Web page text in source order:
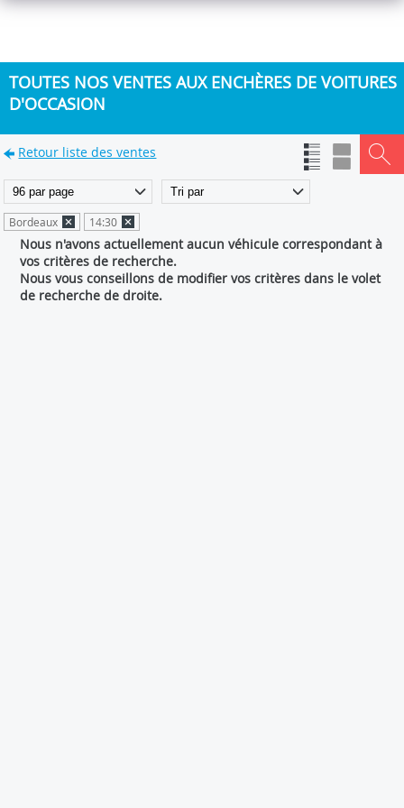
TOUTES NOS VENTES AUX ENCHÈRES DE VOITURES
D'OCCASION
Retour liste des ventes
Bordeaux 14:30
Nous n'avons actuellement aucun véhicule correspondant à
vos critères de recherche.
Nous vous conseillons de modifier vos critères dans le volet
de recherche de droite.